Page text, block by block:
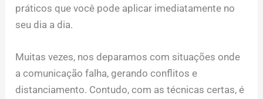
práticos que você pode aplicar imediatamente no
seu dia a dia.
Muitas vezes, nos deparamos com situações onde
a comunicação falha, gerando conflitos e
distanciamento. Contudo, com as técnicas certas, é